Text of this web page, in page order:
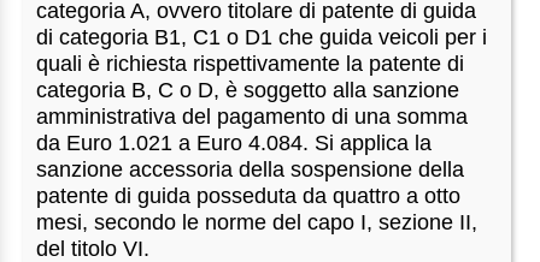
categoria A, ovvero titolare di patente di guida
di categoria B1, C1 o D1 che guida veicoli per i
quali è richiesta rispettivamente la patente di
categoria B, C o D, è soggetto alla sanzione
amministrativa del pagamento di una somma
da Euro 1.021 a Euro 4.084. Si applica la
sanzione accessoria della sospensione della
patente di guida posseduta da quattro a otto
mesi, secondo le norme del capo I, sezione II,
del titolo VI.